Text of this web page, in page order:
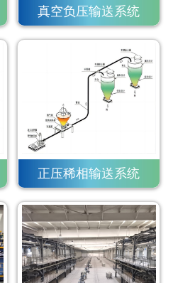
真空负压输送系统
正压稀相输送系统